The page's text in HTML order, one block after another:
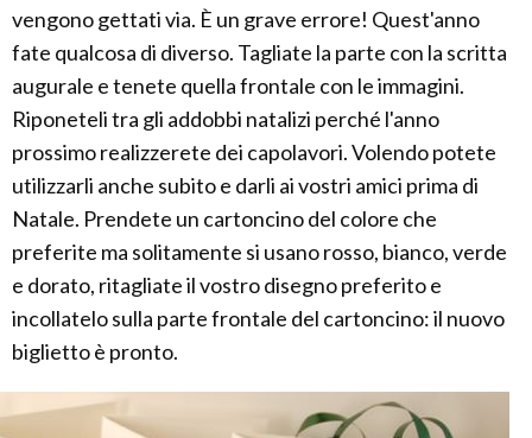
vengono gettati via. È un grave errore! Quest'anno
fate qualcosa di diverso. Tagliate la parte con la scritta
augurale e tenete quella frontale con le immagini.
Riponeteli tra gli addobbi natalizi perché l'anno
prossimo realizzerete dei capolavori. Volendo potete
utilizzarli anche subito e darli ai vostri amici prima di
Natale. Prendete un cartoncino del colore che
preferite ma solitamente si usano rosso, bianco, verde
e dorato, ritagliate il vostro disegno preferito e
incollatelo sulla parte frontale del cartoncino: il nuovo
biglietto è pronto.